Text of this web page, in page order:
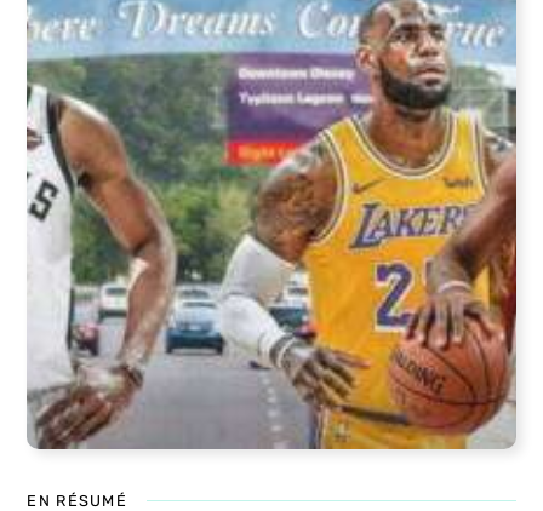
EN RÉSUMÉ